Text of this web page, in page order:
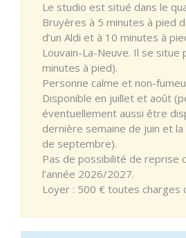
Le studio est situé dans le
Bruyères à 5 minutes à pied
d’un Aldi et à 10 minutes à
Louvain-La-Neuve. Il se situe
minutes à pied).
Personne calme et non-
Disponible en juillet et août
éventuellement aussi être
dernière semaine de juin et
de septembre).
Pas de possibilité de reprise
l’année 2026/2027.
Loyer : 500 € toutes charges